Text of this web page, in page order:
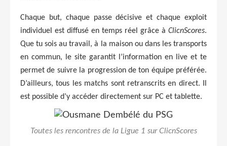
Chaque but, chaque passe décisive et chaque exploit
individuel est diffusé en temps réel grâce à ClicnScores.
Que tu sois au travail, à la maison ou dans les transports
en commun, le site garantit l’information en live et te
permet de suivre la progression de ton équipe préférée.
D’ailleurs, tous les matchs sont retranscrits en direct. Il
est possible d’y accéder directement sur PC et tablette.
Toutes les rencontres de la Ligue 1 sur ClicnScores